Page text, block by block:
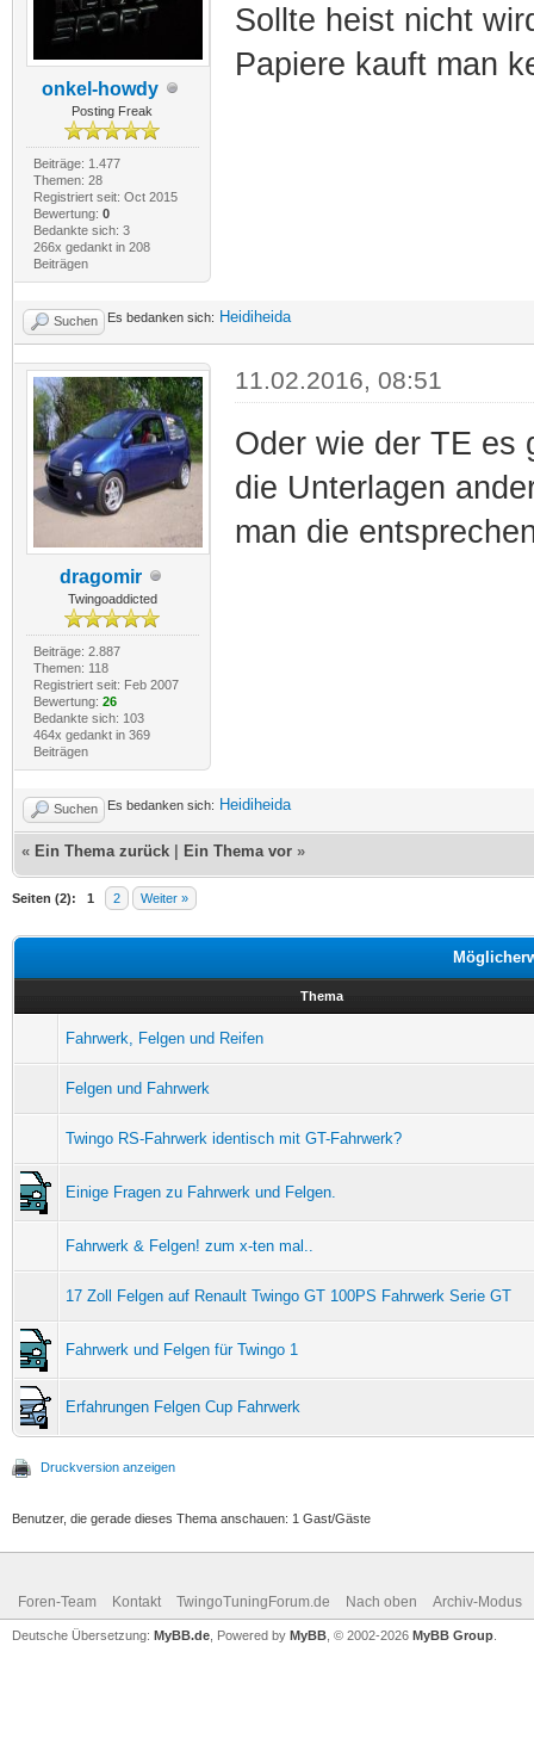
onkel-howdy
Posting Freak
Beiträge: 1.477
Themen: 28
Registriert seit: Oct 2015
Bewertung: 0
Bedankte sich: 3
266x gedankt in 208
Beiträgen
Sollte heist nicht
Papiere kauft man
Suchen Es bedanken sich: Heidiheida
dragomir
Twingoaddicted
Beiträge: 2.887
Themen: 118
Registriert seit: Feb 2007
Bewertung: 26
Bedankte sich: 103
464x gedankt in 369
Beiträgen
11.02.2016, 08:51
Oder wie der TE es
die Unterlagen
man die
Suchen Es bedanken sich: Heidiheida
« Ein Thema zurück Ein Thema vor »
Seiten (2): 1 2 Weiter »
Thema
Fahrwerk, Felgen und Reifen
Felgen und Fahrwerk
Twingo RS-Fahrwerk identisch mit GT-Fahrwerk?
Einige Fragen zu Fahrwerk und Felgen.
Fahrwerk & Felgen! zum x-ten mal..
17 Zoll Felgen auf Renault Twingo GT 100PS Fahrwerk Serie GT
Fahrwerk und Felgen für Twingo 1
Erfahrungen Felgen Cup Fahrwerk
Druckversion anzeigen
Benutzer, die gerade dieses Thema anschauen: 1 Gast/Gäste
Foren-Team Kontakt TwingoTuningForum.de Nach oben Archiv-Modus
Deutsche Übersetzung: MyBB.de , Powered by MyBB , © 2002-2026 MyBB Group